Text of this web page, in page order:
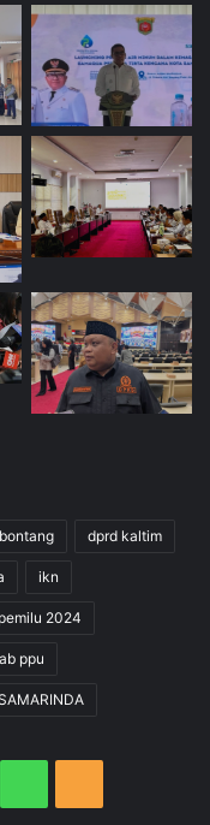
dprd kaltim
ikn
pemilu 2024
ppu